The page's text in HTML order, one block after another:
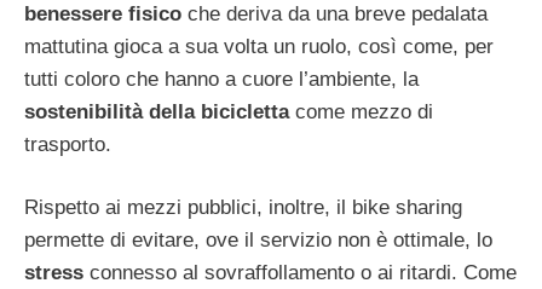
benessere fisico che deriva da una breve pedalata
mattutina gioca a sua volta un ruolo, così come, per
tutti coloro che hanno a cuore l’ambiente, la
sostenibilità della biciclettacome mezzo di
trasporto.
Rispetto ai mezzi pubblici, inoltre, il bike sharing
permette di evitare, ove il servizio non è ottimale, lo
stress connesso al sovraffollamento o ai ritardi. Come